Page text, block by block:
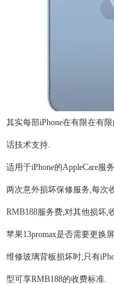
其实每部iPhone在有限在有
话技术支持.
适用于iPhone的AppleCare
两次意外损坏保修服务,每次
RMB188服务费;对其他损坏,
苹果13promax是否需要更换
维修玻璃背板损坏时,只有
型可享RMB188的收费标准.